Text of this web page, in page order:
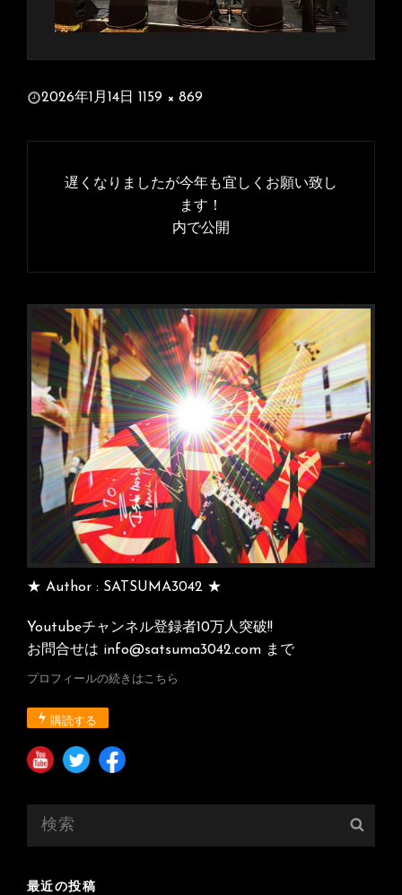
投
日:
2026年1月14日
ル
1159 × 869
ゲ
ョ
ン
遅くなりましたが今年も宜しくお願い致し
ます！
内で公開
★ Author : SATSUMA3042 ★
Youtubeチャンネル登録者10万人突破!!
お問合せは info@satsuma3042.com まで
プロフィールの続きはこちら
購読する
最近の投稿